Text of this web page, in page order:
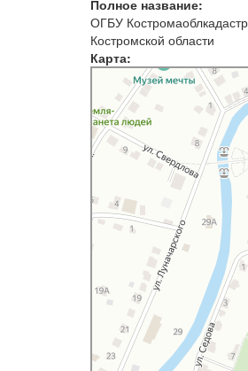
Полное название:
ОГБУ
Костромской области
Карта: